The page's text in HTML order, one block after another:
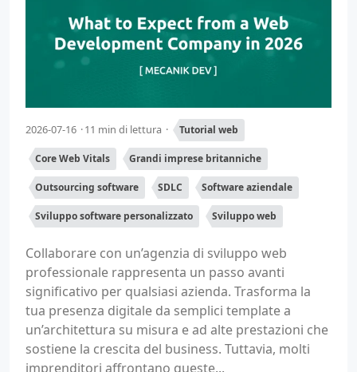
2026-07-16 11 min di lettura Tutorial web
Core Web Vitals Grandi imprese britanniche
Outsourcing software SDLC Software aziendale
Sviluppo software personalizzato Sviluppo web
Collaborare con un’agenzia di sviluppo web
professionale rappresenta un passo avanti
significativo per qualsiasi azienda. Trasforma la
tua presenza digitale da semplici template a
un’architettura su misura e ad alte prestazioni che
sostiene la crescita del business. Tuttavia, molti
imprenditori affrontano queste...